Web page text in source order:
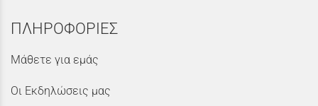
ΠΛΗΡΟΦΟΡΙΕΣ
Μάθετε για εμάς
Οι Εκδηλώσεις μας